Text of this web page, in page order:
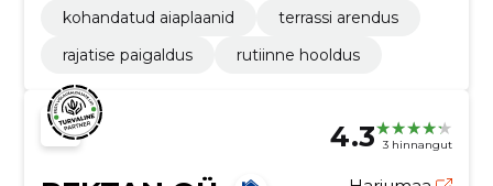
kohandatud aiaplaanid
terrassi arendus
rajatise paigaldus
rutiinne hooldus
4.3 3 hinnangut